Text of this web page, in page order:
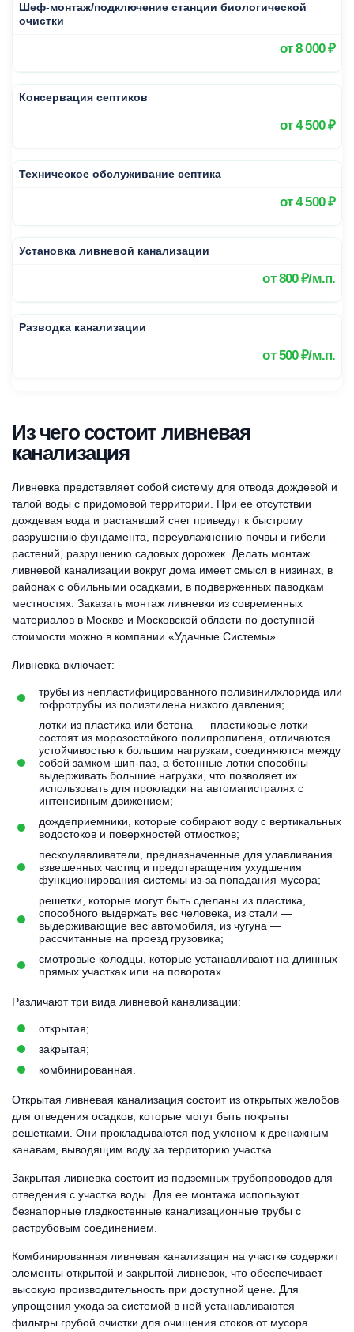
Шеф-монтаж/подключение станции биологической
очистки
от8 000 ₽
Консервация септиков
от4 500 ₽
Техническое обслуживание септика
от4 500 ₽
Установка ливневой канализации
от800 ₽/м.п.
Разводка канализации
от500 ₽/м.п.
Из чего состоит ливневая
канализация
Ливневка представляет собой систему для отвода дождевой и
талой воды с придомовой территории. При ее отсутствии
дождевая вода и растаявший снег приведут к быстрому
разрушению фундамента, переувлажнению почвы и гибели
растений, разрушению садовых дорожек. Делать монтаж
ливневой канализации вокруг дома имеет смысл в низинах, в
районах с обильными осадками, в подверженных паводкам
местностях. Заказать монтаж ливневки из современных
материалов в Москве и Московской области по доступной
стоимости можно в компании «Удачные Системы».
Ливневка включает:
трубы из непластифицированного поливинилхлорида или
гофротрубы из полиэтилена низкого давления;
лотки из пластика или бетона — пластиковые лотки
состоят из морозостойкого полипропилена, отличаются
устойчивостью к большим нагрузкам, соединяются между
собой замком шип-паз, а бетонные лотки способны
выдерживать большие нагрузки, что позволяет их
использовать для прокладки на автомагистралях с
интенсивным движением;
дождеприемники, которые собирают воду с вертикальных
водостоков и поверхностей отмостков;
пескоулавливатели, предназначенные для улавливания
взвешенных частиц и предотвращения ухудшения
функционирования системы из-за попадания мусора;
решетки, которые могут быть сделаны из пластика,
способного выдержать вес человека, из стали —
выдерживающие вес автомобиля, из чугуна —
рассчитанные на проезд грузовика;
смотровые колодцы, которые устанавливают на длинных
прямых участках или на поворотах.
Различают три вида ливневой канализации:
открытая;
закрытая;
комбинированная.
Открытая ливневая канализация состоит из открытых желобов
для отведения осадков, которые могут быть покрыты
решетками. Они прокладываются под уклоном к дренажным
канавам, выводящим воду за территорию участка.
Закрытая ливневка состоит из подземных трубопроводов для
отведения с участка воды. Для ее монтажа используют
безнапорные гладкостенные канализационные трубы с
раструбовым соединением.
Комбинированная ливневая канализация на участке содержит
элементы открытой и закрытой ливневок, что обеспечивает
высокую производительность при доступной цене. Для
упрощения ухода за системой в ней устанавливаются
фильтры грубой очистки для очищения стоков от мусора.